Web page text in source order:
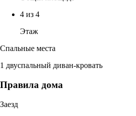
4 из 4
Этаж
Спальные места
1 двуспальный диван-кровать
Правила дома
Заезд